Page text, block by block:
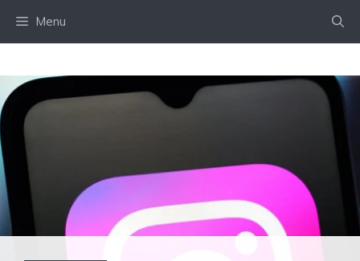
Menu